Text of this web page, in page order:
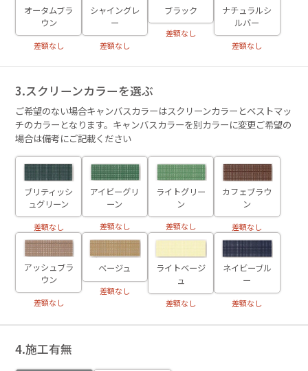
オータムブラ
ウン
差額なし
シャイングレ
ー
差額なし
ブラック
差額なし
ナチュラルシ
ルバー
差額なし
3.スクリーンカラーを選ぶ
ご希望のない場合キャンバスカラーはスクリーンカラーとベストマッ
チのカラーとなります。キャンバスカラーを別カラーに変更ご希望の
場合は備考にご記載ください
ブリティッシ
ュグリーン
差額なし
アイビーグリ
ーン
差額なし
ライトグリー
ン
差額なし
カフェブラウ
ン
差額なし
アッシュブラ
ウン
差額なし
ベージュ
差額なし
ライトベージ
ュ
差額なし
ネイビーブル
ー
差額なし
4.施工有無